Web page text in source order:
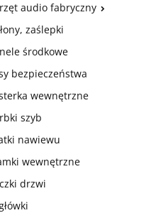
audio fabryczny
zaślepki
środkowe
bezpieczeństwa
wewnętrzne
szyb
nawiewu
wewnętrzne
drzwi